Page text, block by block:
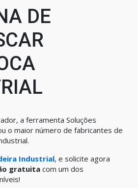
DE
a ferramenta Soluções
o maior número de fabricantes de
Industrial, e solicite agora
gratuita com um dos